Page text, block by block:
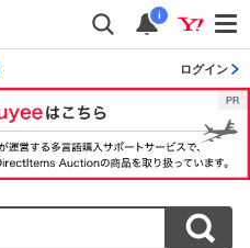
i
ログイン